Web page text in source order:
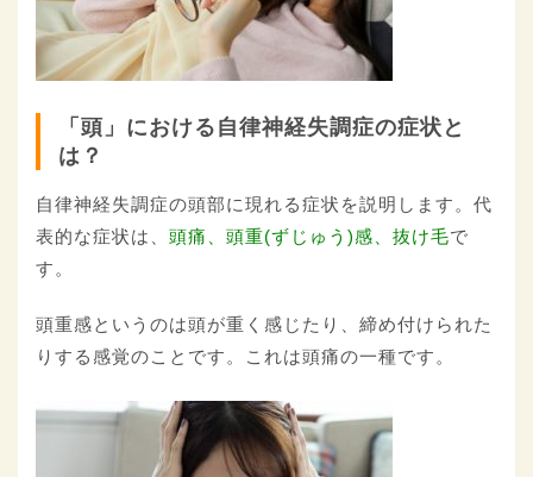
「頭」における自律神経失調症の症状と
は？
自律神経失調症の頭部に現れる症状を説明します。代
表的な症状は、 頭痛、頭重(ずじゅう)感、抜け毛で
す。
頭重感というのは頭が重く感じたり、締め付けられた
りする感覚のことです。これは頭痛の一種です。